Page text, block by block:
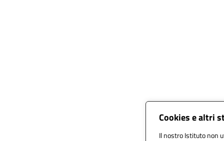
Cookies e altri
Il nostro Istituto non